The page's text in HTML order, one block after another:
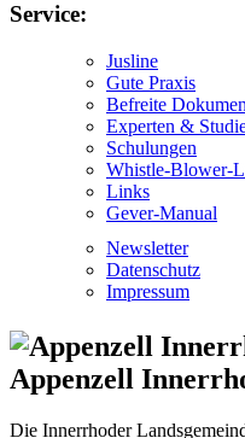
Service:
Jusline
Gute Praxis
Befreite
Experten &
Schulungen
Whistle-Blower-
Links
Gever-Manual
Newsletter
Datenschutz
Impressum
Appenzell
Die Innerrhoder